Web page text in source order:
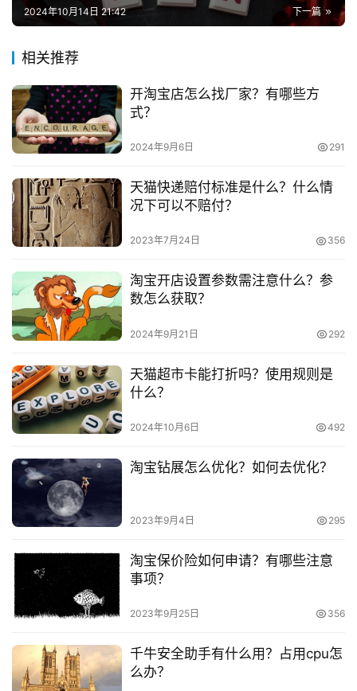
项
电
商
创
业
创
业
项
目
视
频
号
淘
宝
分
享
投稿
淘宝开店   开1688店铺需要什么条件？需要多少产品？
要多少产品？
1688入驻条件 1688入驻条件有哪些           淘宝开店   阿
里巴巴1688开店需要什么？新店怎么做推广？
                                        阿里巴巴1688开店需要什么？
                                        2023-01-27 17:33:27
1688入驻条件 1688入驻条件有哪些           淘宝开店   在
1688阿里巴巴怎样开店流程？阿里巴巴开店好做吗？
程？阿里巴巴开店好做吗？
                                        2023-01-27 17:01:27
阿里巴巴 1688入驻条件           淘宝开店   1688可以个人
                                        1688可以个人开店吗？开店营
业执照怎么弄？
                                        2023-01-26 14:21:09
网上开店怎么办理营业执照 淘宝店铺如何更新营业执照
淘宝开店   个体工商户开淘宝店铺需要对公账户吗？要交税
吗？
                                        个体工商户开淘宝店铺需要对
公账户吗？要交税吗？
淘宝企业店铺要交税吗 淘宝开店怎么交税 淘宝开的店铺需
要交多少税           淘宝开店   淘宝开店个人商家好还是个
体工商户好？区别是什么？
工商户好？区别是什么？
                                        2023-02-04 14:58:07
下一篇
2024年10月14日 21:42
相关推荐
开淘宝店怎么找厂家？有哪些方
式？
2024年9月6日 291
天猫快递赔付标准是什么？什么情
况下可以不赔付？
2023年7月24日 356
淘宝开店设置参数需注意什么？参
数怎么获取？
2024年9月21日 292
天猫超市卡能打折吗？使用规则是
什么？
2024年10月6日 492
淘宝钻展怎么优化？如何去优化？
2023年9月4日 295
淘宝保价险如何申请？有哪些注意
事项？
2023年9月25日 356
千牛安全助手有什么用？占用cpu怎
么办？